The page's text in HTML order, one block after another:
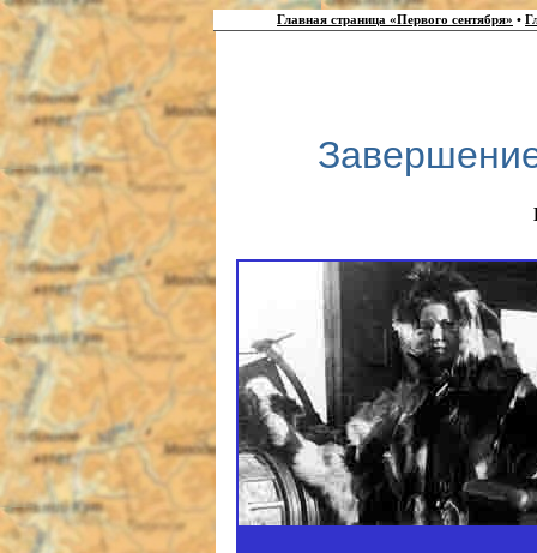
Главная страница «Первого сентября» •